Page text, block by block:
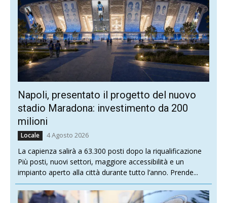
Napoli, presentato il progetto del nuovo
stadio Maradona: investimento da 200
milioni
Locale 4 Agosto 2026
La capienza salirà a 63.300 posti dopo la riqualificazione
Più posti, nuovi settori, maggiore accessibilità e un
impianto aperto alla città durante tutto l’anno. Prende...